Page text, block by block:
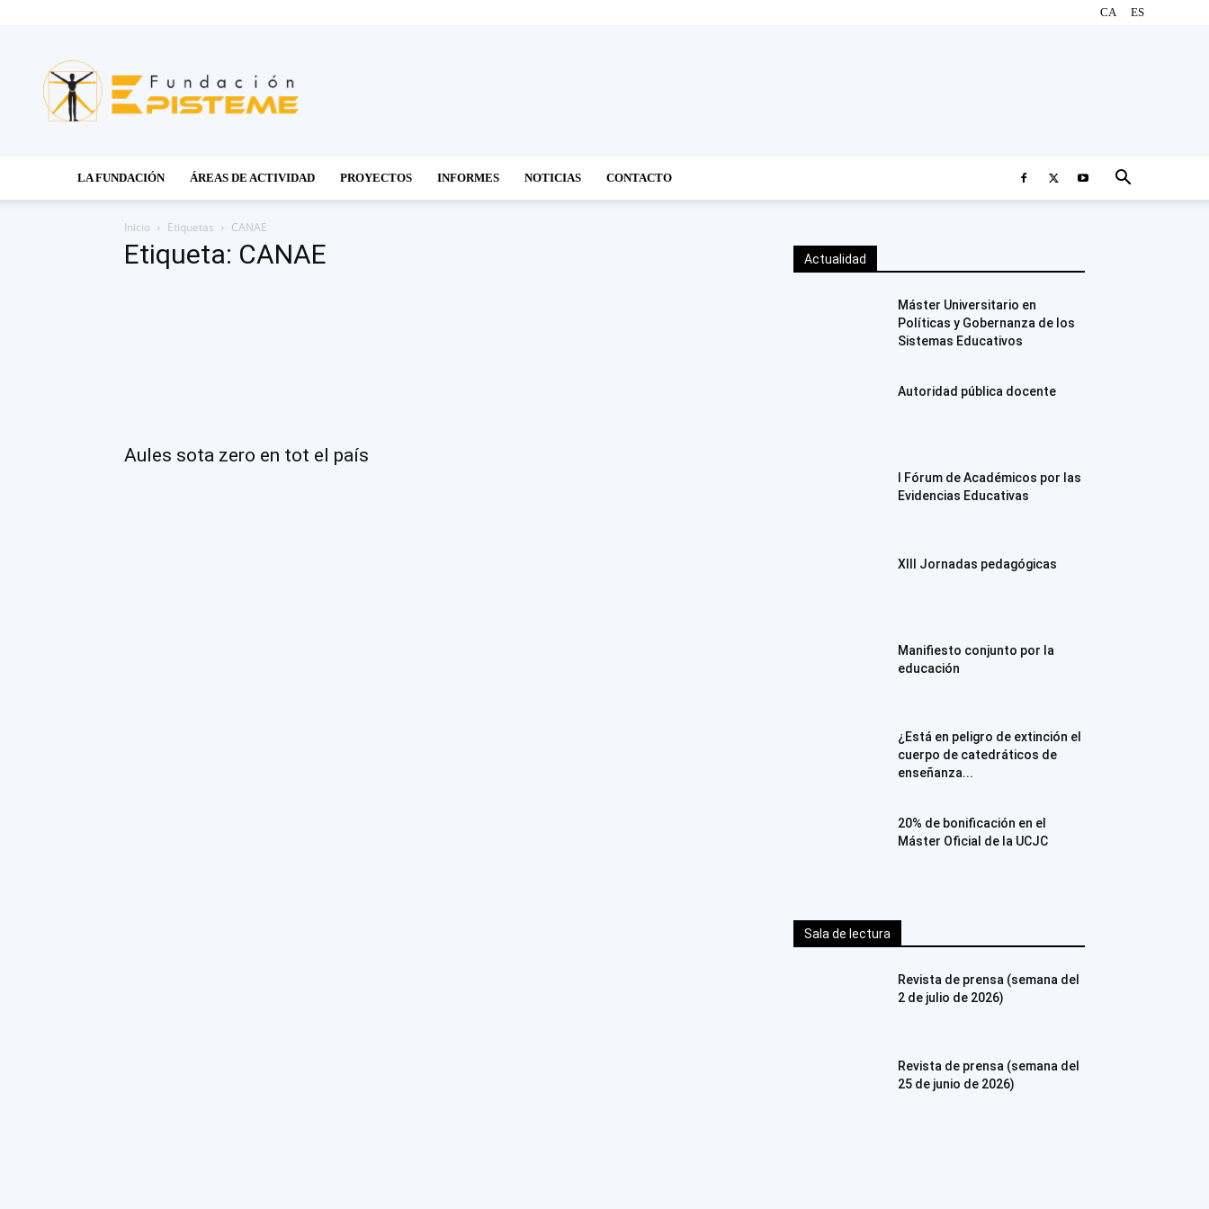
CA ES
Episteme
LA FUNDACIÓN ÁREAS DE ACTIVIDAD PROYECTOS INFORMES NOTICIAS CONTACTO
Inicio Etiquetas CANAE
Etiqueta: CANAE
Aules sota zero en tot el país
Actualidad
Máster Universitario en
Políticas y Gobernanza de los
Sistemas Educativos
Autoridad pública docente
I Fórum de Académicos por las
Evidencias Educativas
XIII Jornadas pedagógicas
Manifiesto conjunto por la
educación
¿Está en peligro de extinción el
cuerpo de catedráticos de
enseñanza...
20% de bonificación en el
Máster Oficial de la UCJC
Sala de lectura
Revista de prensa (semana del
2 de julio de 2026)
Revista de prensa (semana del
25 de junio de 2026)